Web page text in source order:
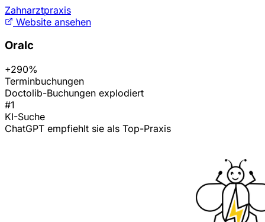
Zahnarztpraxis
Website ansehen
Oralc
+290%
Terminbuchungen
Doctolib-Buchungen explodiert
#1
KI-Suche
ChatGPT empfiehlt sie als Top-Praxis